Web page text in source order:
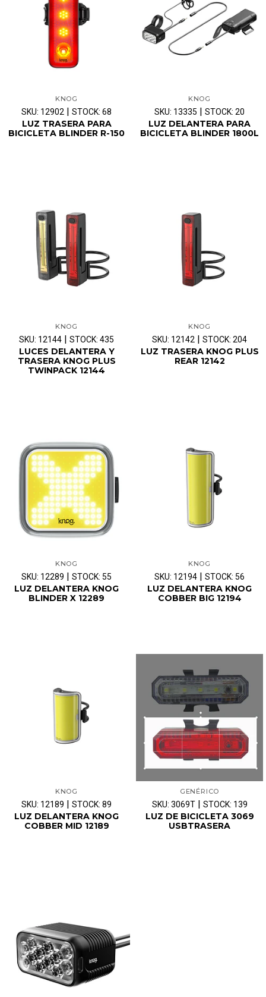
KNOG
SKU: 12902 | STOCK: 68
LUZ TRASERA PARA
BICICLETA BLINDER R-150
KNOG
SKU: 13335 | STOCK: 20
LUZ DELANTERA PARA
BICICLETA BLINDER 1800L
KNOG
SKU: 12144 | STOCK: 435
LUCES DELANTERA Y
TRASERA KNOG PLUS
TWINPACK 12144
KNOG
SKU: 12142 | STOCK: 204
LUZ TRASERA KNOG PLUS
REAR 12142
KNOG
SKU: 12289 | STOCK: 55
LUZ DELANTERA KNOG
BLINDER X 12289
KNOG
SKU: 12194 | STOCK: 56
LUZ DELANTERA KNOG
COBBER BIG 12194
KNOG
SKU: 12189 | STOCK: 89
LUZ DELANTERA KNOG
COBBER MID 12189
GENÉRICO
SKU: 3069T| STOCK: 139
LUZ DE BICICLETA 3069
USBTRASERA